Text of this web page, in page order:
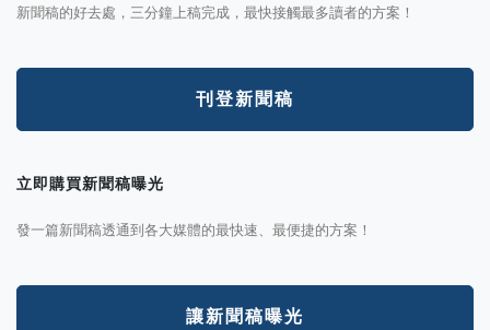
新聞稿的好去處，三分鐘上稿完成，最快接觸最多讀者的方案！
刊登新聞稿
立即購買新聞稿曝光
發一篇新聞稿透通到各大媒體的最快速、最便捷的方案！
讓新聞稿曝光